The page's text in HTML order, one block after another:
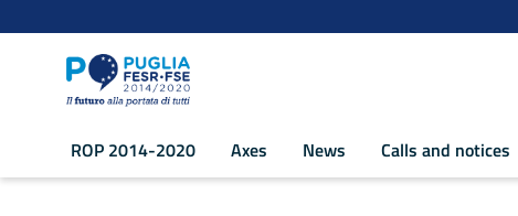
ROP 2014-2020 Axes News Calls and notices
Smart Go City III Edizione - Selezione